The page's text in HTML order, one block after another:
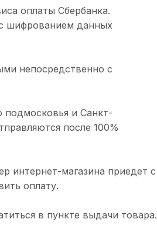
оплаты Сбербанка.
шифрованием данных
непосредственно с
подмосковья и Санкт-
после 100%
интернет-магазина приедет с
оплату.
в пункте выдачи товара.